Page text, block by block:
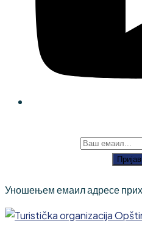
Уношењем емаил адресе